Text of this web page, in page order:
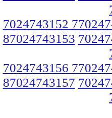
7024743152
87024743153
7024743156
87024743157